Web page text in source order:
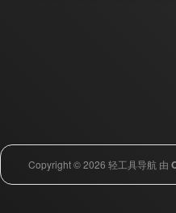
Copyright © 2026 轻工具导航 由